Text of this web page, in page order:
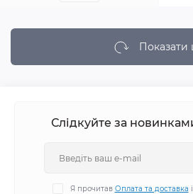
Показати
Слідкуйте за
Я прочитав Оплата та доставка